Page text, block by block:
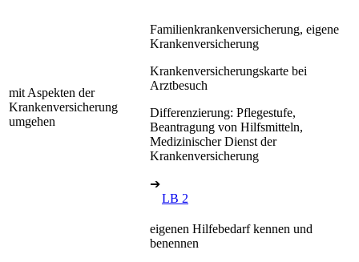
mit Aspekten der
Krankenversicherung
umgehen
Familienkrankenversicherung, eigene
Krankenversicherung
Krankenversicherungskarte bei
Arztbesuch
Differenzierung: Pflegestufe,
Beantragung von Hilfsmitteln,
Medizinischer Dienst der
Krankenversicherung
➔
LB 2
eigenen Hilfebedarf kennen und
benennen